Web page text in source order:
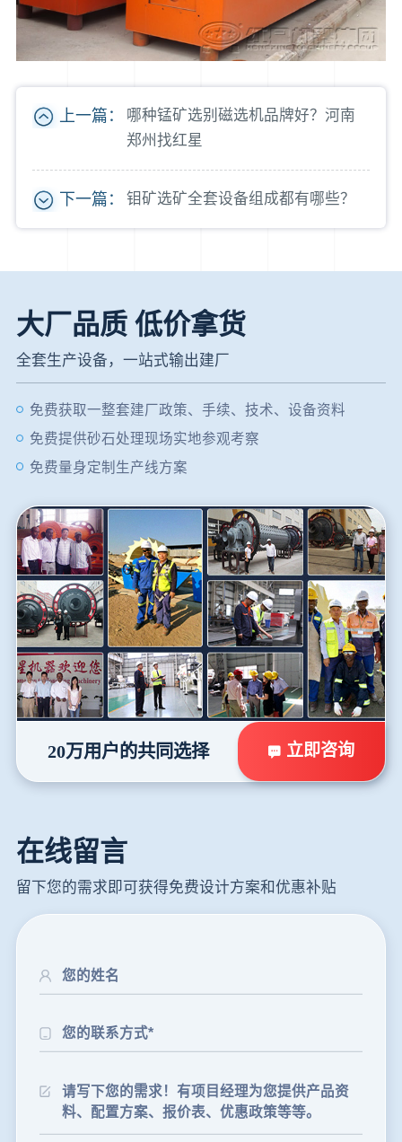
上一篇：
哪种锰矿选别磁选机品牌好？河南
郑州找红星
下一篇： 钼矿选矿全套设备组成都有哪些？
大厂品质 低价拿货
全套生产设备，一站式输出建厂
免费获取一整套建厂政策、手续、技术、设备资料
免费提供砂石处理现场实地参观考察
免费量身定制生产线方案
20万用户的共同选择 立即咨询
在线留言
留下您的需求即可获得免费设计方案和优惠补贴
24分钟前 朱先生留言：制砂机3000吨一套多少钱？
35分钟前 张先生留言：碎石机有几种型号？碎石机械设备一套价格？